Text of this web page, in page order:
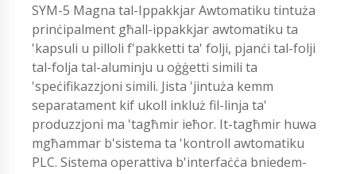
SYM-5 Magna tal-Ippakkjar Awtomatiku tintuża
prinċipalment għall-ippakkjar awtomatiku ta
'kapsuli u pilloli f'pakketti ta' folji, pjanċi tal-folji
tal-folja tal-aluminju u oġġetti simili ta
'speċifikazzjoni simili. Jista 'jintuża kemm
separatament kif ukoll inkluż fil-linja ta'
produzzjoni ma 'tagħmir ieħor. It-tagħmir huwa
mgħammar b'sistema ta 'kontroll awtomatiku
PLC. Sistema operattiva b'interfaċċa bniedem-